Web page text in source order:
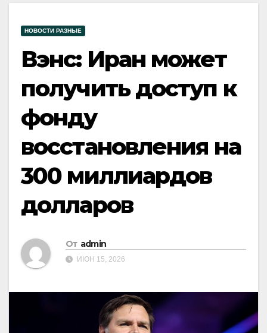
НОВОСТИ РАЗНЫЕ
Вэнс: Иран может
получить доступ к
фонду
восстановления на
300 миллиардов
долларов
От admin
ИЮН 15, 2026